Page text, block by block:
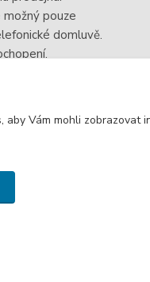
pouze
domluvě.
aby Vám mohli zobrazovat